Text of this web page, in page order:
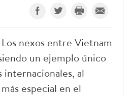
nexos entre Vietnam
un ejemplo único
internacionales, al
especial en el